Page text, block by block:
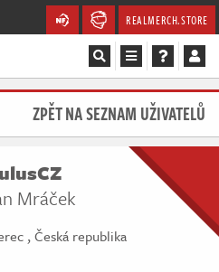
REALMERCH.STORE
ZPĚT NA SEZNAM UŽIVATELŮ
Mráček
, Česká republika